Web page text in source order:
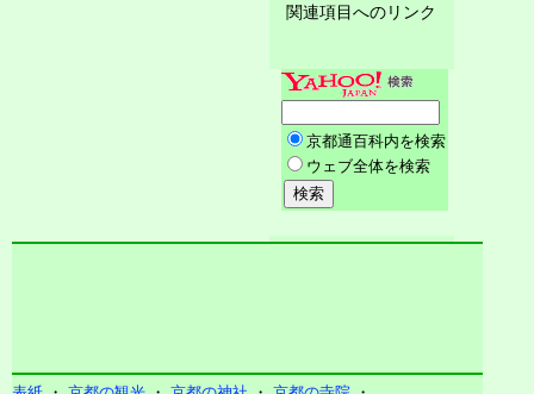
関連項目へのリンク